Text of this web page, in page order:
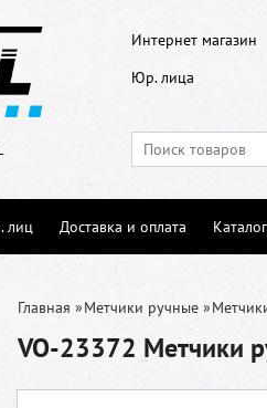
Интернет магазин
Юр. лица
лиц Доставка и оплата
Главная »Метчики ручные »
VO-23372 Метчики